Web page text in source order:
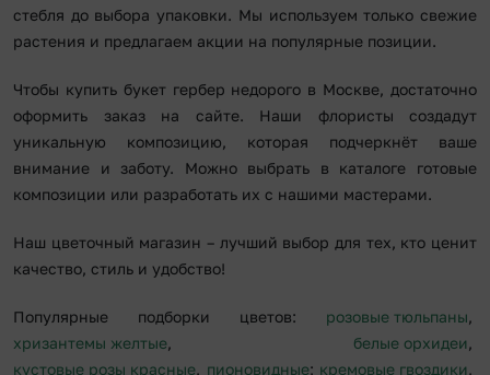
стебля до выбора упаковки. Мы используем только свежие
растения и предлагаем акции на популярные позиции.
Чтобы купить букет гербер недорого в Москве, достаточно
оформить заказ на сайте. Наши флористы создадут
уникальную композицию, которая подчеркнёт ваше
внимание и заботу. Можно выбрать в каталоге готовые
композиции или разработать их с нашими мастерами.
Наш цветочный магазин – лучший выбор для тех, кто ценит
качество, стиль и удобство!
Популярные подборки цветов: розовые тюльпаны,
хризантемы желтые, белые орхидеи,
кустовые розы красные, пионовидные; кремовые гвоздики,